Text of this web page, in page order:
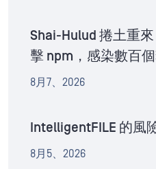
Shai-Hulud 捲土重
擊 npm，感染數百
8月7、2026
IntelligentFILE 的風
8月5、2026